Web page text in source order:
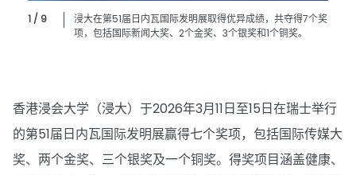
1 / 9
浸大在第51届日内瓦国际发明展取得优异成绩，共夺得7个奖
项，包括国际新闻大奖、2个金奖、3个银奖和1个铜奖。
香港浸会大学（浸大）于2026年3月11日至15日在瑞士举行
的第51届日内瓦国际发明展赢得七个奖项，包括国际传媒大
奖、两个金奖、三个银奖及一个铜奖。得奖项目涵盖健康、